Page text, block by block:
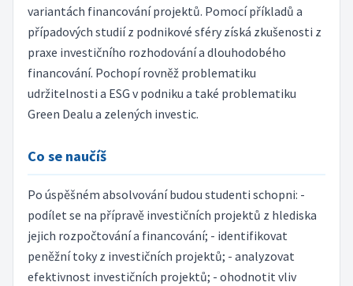
variantách financování projektů. Pomocí příkladů a
případových studií z podnikové sféry získá zkušenosti z
praxe investičního rozhodování a dlouhodobého
financování. Pochopí rovněž problematiku
udržitelnosti a ESG v podniku a také problematiku
Green Dealu a zelených investic.
Co se naučíš
Po úspěšném absolvování budou studenti schopni: -
podílet se na přípravě investičních projektů z hlediska
jejich rozpočtování a financování; - identifikovat
peněžní toky z investičních projektů; - analyzovat
efektivnost investičních projektů; - ohodnotit vliv